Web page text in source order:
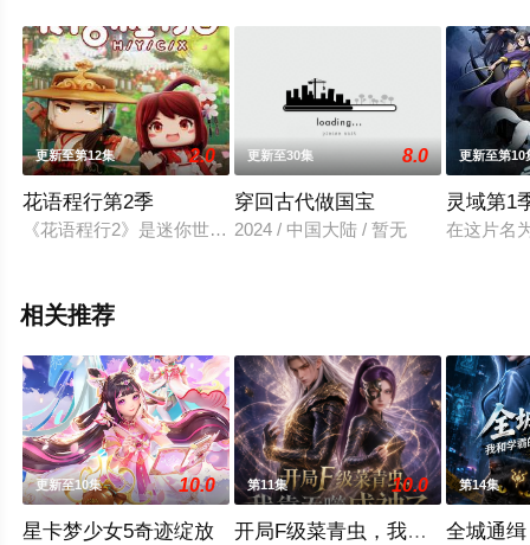
更新至第12集 2.0
花语程行第2季
《花语程行2》是迷你世界官方出品的系列短视频。故事中，花
更新至30集 8.0
穿回古代做国宝
2024 / 中国大陆 / 暂无
更新至第10
灵域第1
在这片名
相关推荐
更新至10集 10.0
星卡梦少女5奇迹绽放
第11集 10.0
开局F级菜青虫，我靠吞噬成神了
第14集
全城通